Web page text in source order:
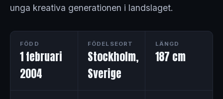
unga kreativa generationen i landslaget.
FÖDD
1 februari
2004
FÖDELSEORT
Stockholm,
Sverige
LÄNGD
187 cm